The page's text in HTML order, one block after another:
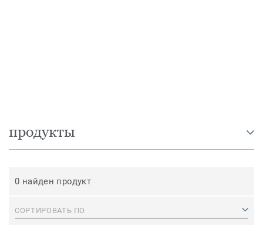
продукты
0 найден продукт
СОРТИРОВАТЬ ПО